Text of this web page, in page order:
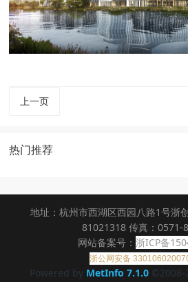
上一页
热门推荐
地址：杭州市西湖区西园八路1号浙
81021318 传真：0571-
网站备案号： 浙ICP备
浙公网安备
Powered by MetInfo 7.1.0©2008-